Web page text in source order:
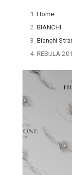
Home
BIANCHI
Bianchi
REBULA